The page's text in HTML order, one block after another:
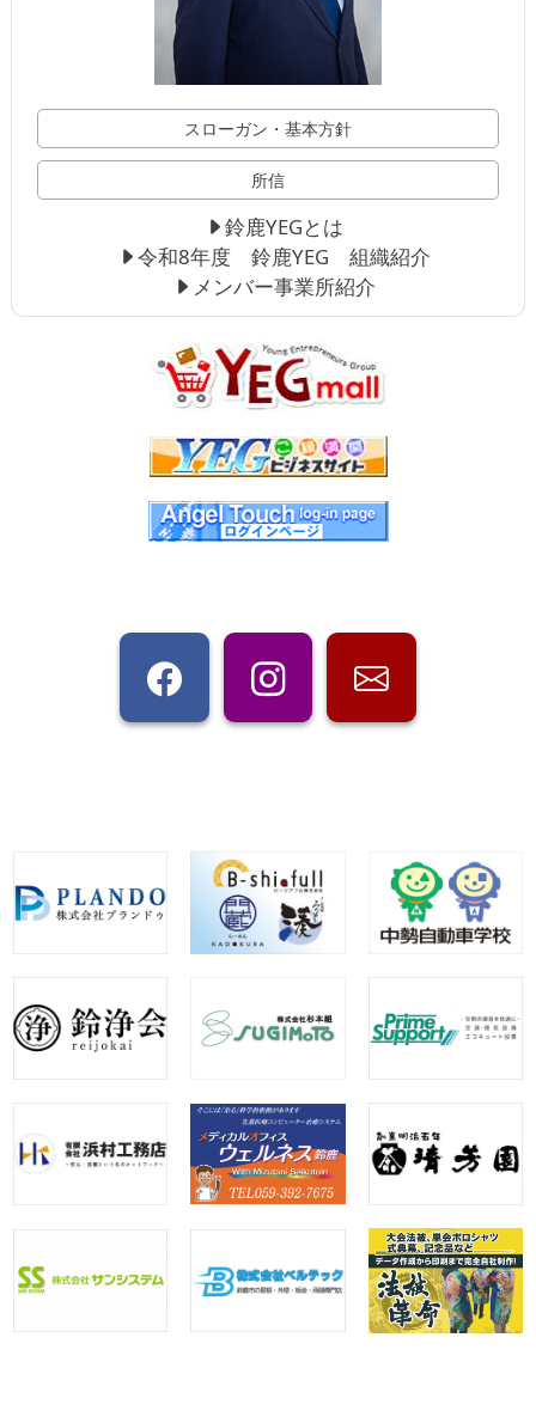
スローガン・基本方針
所信
鈴鹿YEGとは
令和8年度 鈴鹿YEG 組織紹介
メンバー事業所紹介